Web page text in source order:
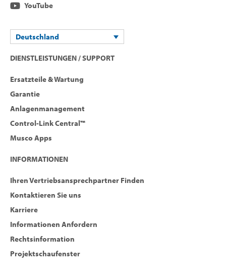
YouTube
Deutschland
DIENSTLEISTUNGEN / SUPPORT
Ersatzteile & Wartung
Garantie
Anlagenmanagement
Control-Link Central™
Musco Apps
INFORMATIONEN
Ihren Vertriebsansprechpartner Finden
Kontaktieren Sie uns
Karriere
Informationen Anfordern
Rechtsinformation
Projektschaufenster